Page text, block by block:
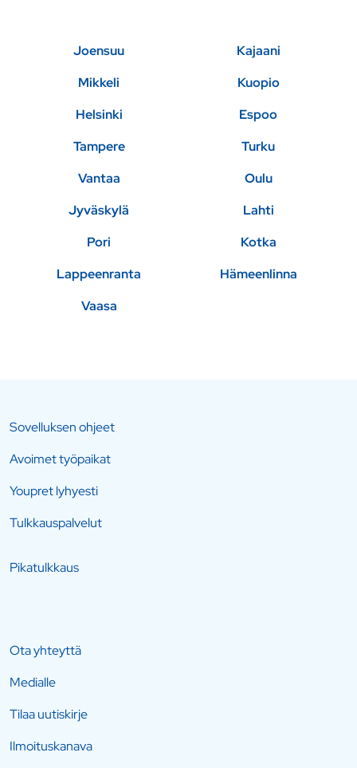
Joensuu
Kajaani
Mikkeli
Kuopio
Helsinki
Espoo
Tampere
Turku
Vantaa
Oulu
Jyväskylä
Lahti
Pori
Kotka
Lappeenranta
Hämeenlinna
Vaasa
Sovelluksen ohjeet
Avoimet työpaikat
Youpret lyhyesti
Tulkkauspalvelut
Pikatulkkaus
Ota yhteyttä
Medialle
Tilaa uutiskirje
Ilmoituskanava